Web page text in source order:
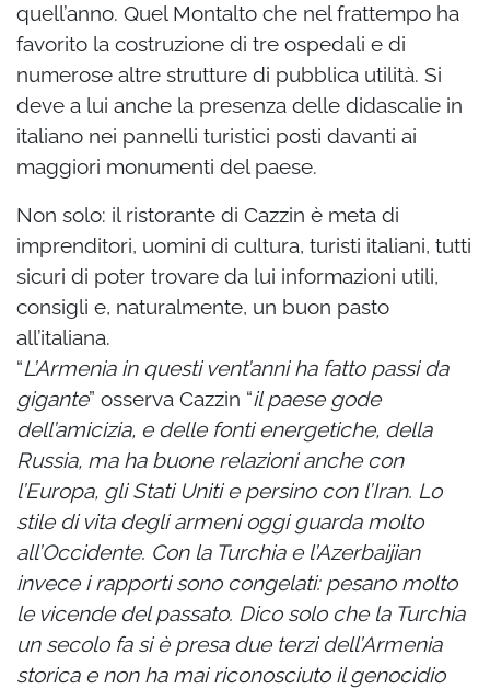
quell’anno. Quel Montalto che nel frattempo ha
favorito la costruzione di tre ospedali e di
numerose altre strutture di pubblica utilità. Si
deve a lui anche la presenza delle didascalie in
italiano nei pannelli turistici posti davanti ai
maggiori monumenti del paese.
Non solo: il ristorante di Cazzin è meta di
imprenditori, uomini di cultura, turisti italiani, tutti
sicuri di poter trovare da lui informazioni utili,
consigli e, naturalmente, un buon pasto
all’italiana.
“L’Armenia in questi vent’anni ha fatto passi da
gigante” osserva Cazzin “il paese gode
dell’amicizia, e delle fonti energetiche, della
Russia, ma ha buone relazioni anche con
l’Europa, gli Stati Uniti e persino con l’Iran. Lo
stile di vita degli armeni oggi guarda molto
all’Occidente. Con la Turchia e l’Azerbaijian
invece i rapporti sono congelati: pesano molto
le vicende del passato. Dico solo che la Turchia
un secolo fa si è presa due terzi dell’Armenia
storica e non ha mai riconosciuto il genocidio